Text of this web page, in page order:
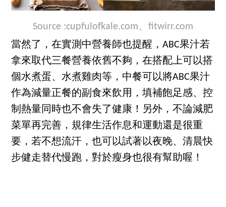
Source :cupfulofkale.com、 fitwirr.com
當然了，在實測中營養師也提醒，ABC果汁若
拿來取代三餐營養依舊不夠，在搭配上可以搭
個水煮蛋、水煮雞肉等，中餐可以將ABC果汁
作為減量正餐的副食來飲用，填補飽足感、控
制熱量同時也不會失了健康！另外，不論減肥
菜單再完善，規律生活作息和運動還是很重
要，若不想流汗，也可以試著以夜晚、清晨快
步健走替代慢跑，對於瘦身也很有幫助喔！